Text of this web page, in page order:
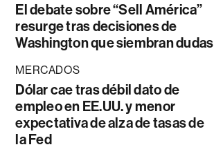
El debate sobre “Sell América”
resurge tras decisiones de
Washington que siembran dudas
MERCADOS
Dólar cae tras débil dato de
empleo en EE.UU. y menor
expectativa de alza de tasas de
la Fed